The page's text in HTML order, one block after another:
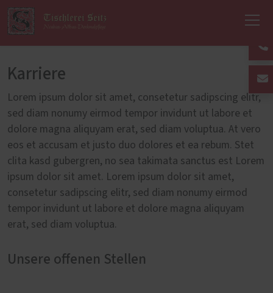
Karriere
Lorem ipsum dolor sit amet, consetetur sadipscing elitr,
sed diam nonumy eirmod tempor invidunt ut labore et
dolore magna aliquyam erat, sed diam voluptua. At vero
eos et accusam et justo duo dolores et ea rebum. Stet
clita kasd gubergren, no sea takimata sanctus est Lorem
ipsum dolor sit amet. Lorem ipsum dolor sit amet,
consetetur sadipscing elitr, sed diam nonumy eirmod
tempor invidunt ut labore et dolore magna aliquyam
erat, sed diam voluptua.
Unsere offenen Stellen